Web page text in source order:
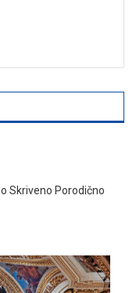
Skriveno Porodično